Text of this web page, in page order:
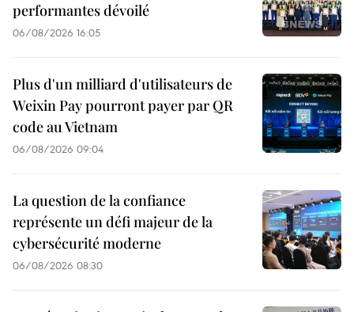
performantes dévoilé
06/08/2026 16:05
Plus d'un milliard d'utilisateurs de
Weixin Pay pourront payer par QR
code au Vietnam
06/08/2026 09:04
La question de la confiance
représente un défi majeur de la
cybersécurité moderne
06/08/2026 08:30